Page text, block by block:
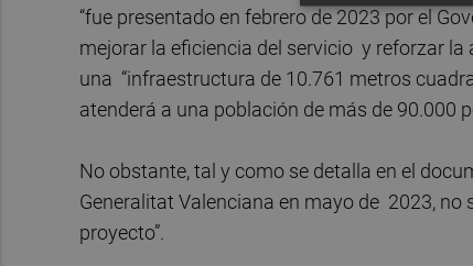
“fue presentado en febrero de 2023 por el
mejorar la eficiencia del servicio y reforzar
una “infraestructura de 10.761 metros
atenderá a una población de más de 90.000
No obstante, tal y como se detalla en el
Generalitat Valenciana en mayo de 2023, no
proyecto”.